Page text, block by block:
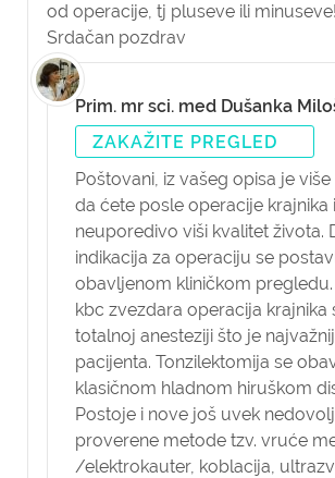
od operacije, tj pluseve ili
Srdačan pozdrav
Prim. mr sci. med Dušanka
ZAKAŽITE PREGLED
Poštovani, iz vašeg opisa je
da ćete posle operacije krajnika
neuporedivo viši kvalitet života.
indikacija za operaciju se
obavljenom kliničkom
kbc zvezdara operacija krajnika
totalnoj anesteziji što je
pacijenta. Tonzilektomija se
klasičnom hladnom hiruškom
Postoje i nove još uvek
proverene metode tzv. vruće
/elektrokauter, koblacija,